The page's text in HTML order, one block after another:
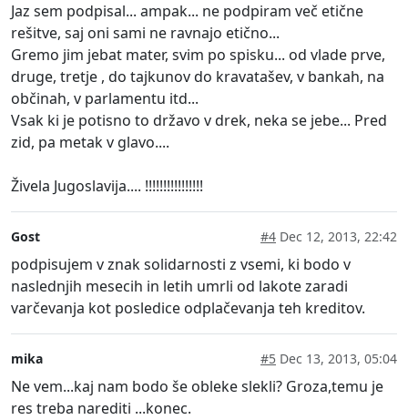
Jaz sem podpisal... ampak... ne podpiram več etične
rešitve, saj oni sami ne ravnajo etično...
Gremo jim jebat mater, svim po spisku... od vlade prve,
druge, tretje , do tajkunov do kravatašev, v bankah, na
občinah, v parlamentu itd...
Vsak ki je potisno to državo v drek, neka se jebe... Pred
zid, pa metak v glavo....
Živela Jugoslavija.... !!!!!!!!!!!!!!!!
Gost #4 Dec 12, 2013, 22:42
podpisujem v znak solidarnosti z vsemi, ki bodo v
naslednjih mesecih in letih umrli od lakote zaradi
varčevanja kot posledice odplačevanja teh kreditov.
mika #5 Dec 13, 2013, 05:04
Ne vem...kaj nam bodo še obleke slekli? Groza,temu je
res treba narediti ...konec.